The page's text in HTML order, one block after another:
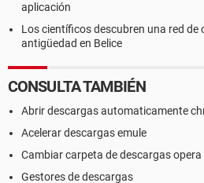
aplicación
Los científicos descubren una red de
antigüedad en Belice
CONSULTA TAMBIÉN
Abrir descargas automaticamente
Acelerar descargas emule
Cambiar carpeta de descargas opera
Gestores de descargas